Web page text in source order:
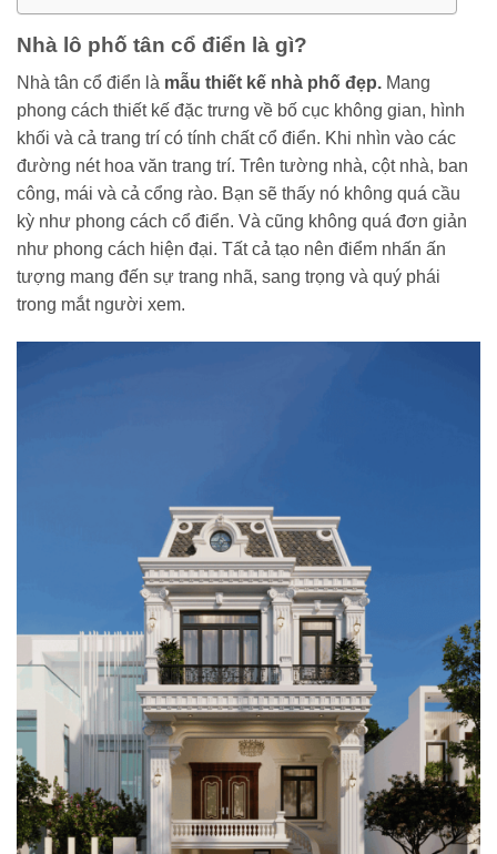
Nhà lô phố tân cổ điển là gì?
Nhà tân cổ điển là mẫu thiết kế nhà phố đẹp. Mang
phong cách thiết kế đặc trưng về bố cục không gian, hình
khối và cả trang trí có tính chất cổ điển. Khi nhìn vào các
đường nét hoa văn trang trí. Trên tường nhà, cột nhà, ban
công, mái và cả cổng rào. Bạn sẽ thấy nó không quá cầu
kỳ như phong cách cổ điển. Và cũng không quá đơn giản
như phong cách hiện đại. Tất cả tạo nên điểm nhấn ấn
tượng mang đến sự trang nhã, sang trọng và quý phái
trong mắt người xem.